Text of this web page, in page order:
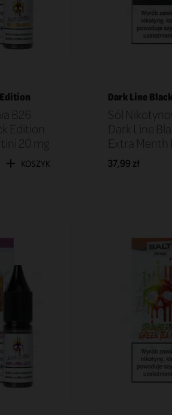
B26
Edition
20 mg
KOSZYK
Dark Line
Sól
Dark Line
Extra Menth
37,99 zł